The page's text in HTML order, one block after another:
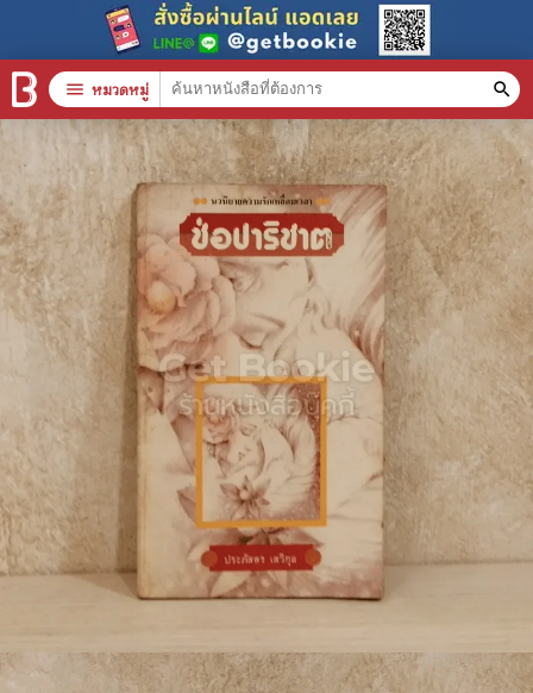
menu หมวดหมู่ search
หมวดหมู่สินค้า
หนังสือทั้งหมด
stars สินค้าใช้เฉพาะแต้มเท่านั้น
📚 หนังสือทั่วไป
🦄 วรรณกรรม นิยาย เรื่องสั้น
🎓 การศึกษา
😼 หนังสือการ์ตูน
🐲 หนังสือเด็ก
📕 นิตยสาร
🎲 Board Game